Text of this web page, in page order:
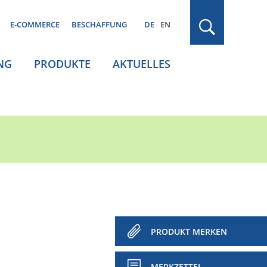
E-COMMERCE BESCHAFFUNG DE EN
PRODUKTE AKTUELLES
PRODUKT MERKEN